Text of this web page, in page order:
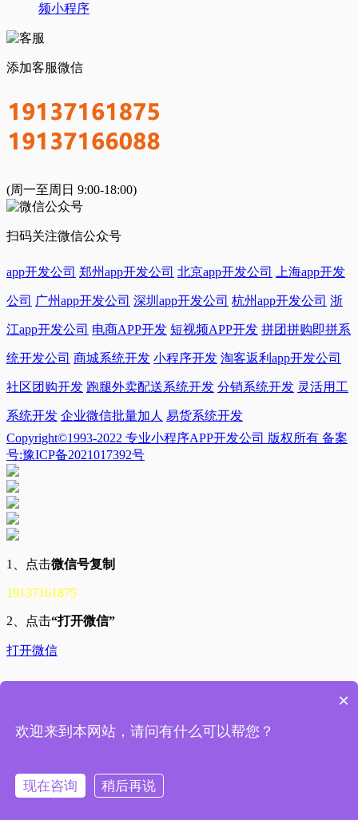
频小程序
添加客服微信
(周一至周日 9:00-18:00)
扫码关注微信公众号
app开发公司 郑州app开发公司 北京app开发公司 上海app开发
公司 广州app开发公司 深圳app开发公司 杭州app开发公司 浙
江app开发公司 电商APP开发 短视频APP开发 拼团拼购即拼系
统开发公司 商城系统开发 小程序开发 淘客返利app开发公司
社区团购开发 跑腿外卖配送系统开发 分销系统开发 灵活用工
系统开发 企业微信批量加人 易货系统开发
Copyright©1993-2022 专业小程序APP开发公司 版权所有 备案
号:豫ICP备2021017392号
1、点击微信号复制
19137161875
2、点击“打开微信”
打开微信
×
欢迎来到本网站，请问有什么可以帮您？
现在咨询 稍后再说